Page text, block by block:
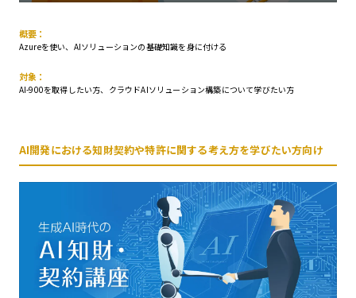
概要：
Azureを使い、AIソリューションの基礎知識を身に付ける
対象：
AI-900を取得したい方、クラウドAIソリューション構築について学びたい方
AI開発における知財契約や特許に関する考え方を学びたい方向け